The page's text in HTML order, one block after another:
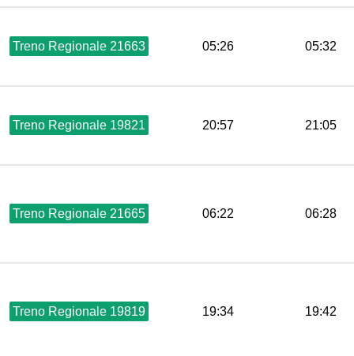
Treno Regionale 21663 05:26 05:32
Treno Regionale 19821 20:57 21:05
Treno Regionale 21665 06:22 06:28
Treno Regionale 19819 19:34 19:42